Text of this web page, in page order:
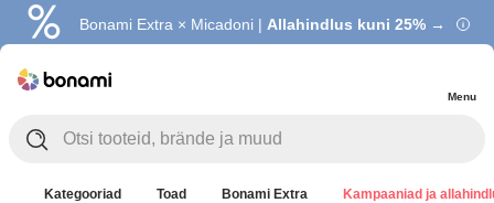
Bonami Extra × Micadoni | Allahindlus kuni 25% →
Menu
Kategooriad Toad Bonami Extra Kampaaniad ja